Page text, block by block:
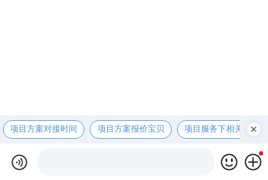
项目方案对接时间 项目方案报价宝贝 项目服务下相关资咨询